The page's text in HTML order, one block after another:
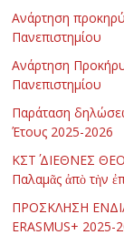
Ανάρτηση
Πανεπιστημίου
Ανάρτηση
Πανεπιστημίου
Παράταση
Έτους 2025-2026
ΚΣΤ΄ ΔΙΕΘΝΕΣ
Παλαμᾶς ἀπὸ τὴν
ΠΡΟΣΚΛΗΣΗ
ERASMUS+